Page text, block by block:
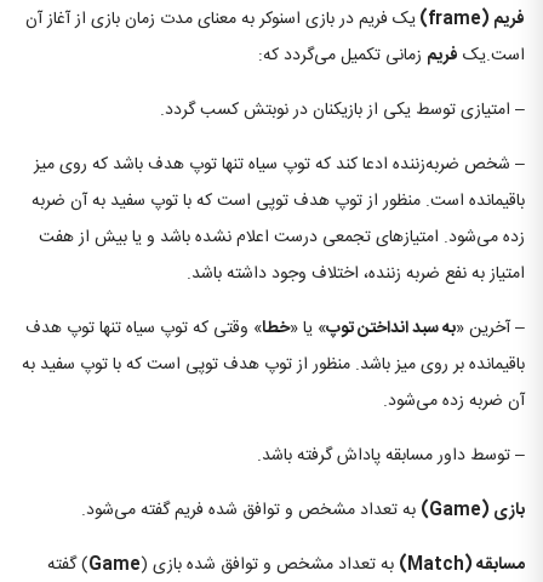
فریم (frame)
یک فریم در بازی اسنوکر به معنای مدت زمان بازی از آغاز آن
است.یک فریم زمانی تکمیل می‌گردد که:
– امتیازی توسط یکی از بازیکنان در نوبتش کسب گردد.
– شخص ضربه‌زننده ادعا کند که توپ سیاه تنها توپ هدف باشد که روی میز
باقیمانده است. منظور از توپ هدف توپی است که با توپ سفید به آن ضربه
زده می‌شود. امتیازهای تجمعی درست اعلام نشده باشد و یا بیش از هفت
امتیاز به نفع ضربه زننده، اختلاف وجود داشته باشد.
– آخرین «به سبد انداختن توپ» یا «خطا» وقتی که توپ سیاه تنها توپ هدف
باقیمانده بر روی میز باشد. منظور از توپ هدف توپی است که با توپ سفید به
آن ضربه زده می‌شود.
– توسط داور مسابقه پاداش گرفته باشد.
بازی (Game)
به تعداد مشخص و توافق شده فریم گفته می‌شود.
مسابقه(Match) به تعداد مشخص و توافق شده بازی (Game) گفته